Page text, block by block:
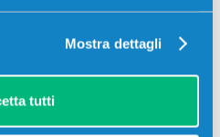
Mostra dettagli
tutti